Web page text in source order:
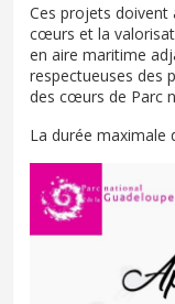
Ces projets
cœurs et la
en aire maritime
respectueuses des
des cœurs de Parc
La durée maximale